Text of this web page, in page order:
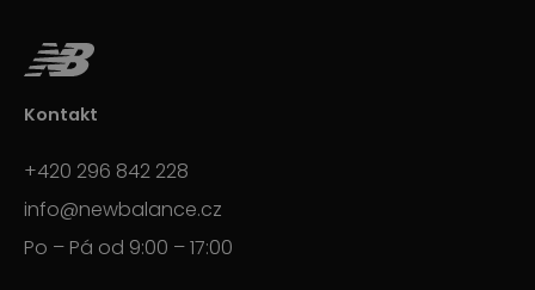
Kontakt
+420 296 842 228
info@newbalance.cz
Po – Pá od 9:00 – 17:00